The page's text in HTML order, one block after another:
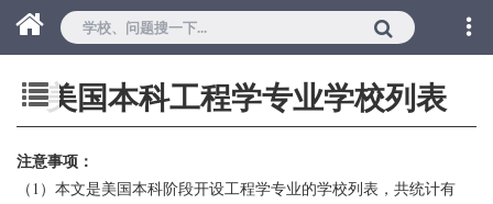
美国本科工程学专业学校列表
注意事项：
（1）本文是美国本科阶段开设工程学专业的学校列表，共统计有